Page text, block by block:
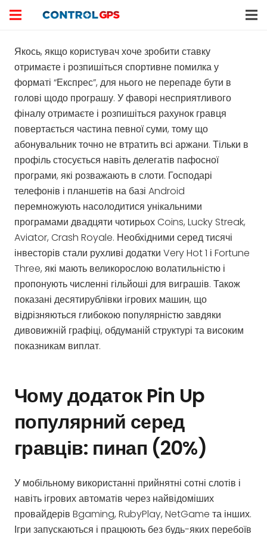
Якось, якщо користувач хоче зробити ставку
отримаєте і розпишіться спортивне помилка у
форматі “Експрес”, для нього не перепаде бути в
голові щодо програшу. У фаворі несприятливого
фіналу отримаєте і розпишіться рахунок гравця
повертається частина певної суми, тому що
абонувальник точно не втратить всі аржани. Тільки в
профіль стосується навіть делегатів пафосної
програми, які розважають в слоти. Господарі
телефонів і планшетів на базі Android
перемножують насолодитися унікальними
програмами двадцяти чотирьох Coins, Lucky Streak,
Aviator, Crash Royale. Необхідними серед тисячі
інвесторів стали рухливі додатки Very Hot 1 і Fortune
Three, які мають великорослою волатильністю і
пропонують численні гільйоші для виграшів. Також
показані десятирублівки ігрових машин, що
відрізняються глибокою популярністю завдяки
дивовижній графіці, обдуманій структурі та високим
показникам виплат.
Чому додаток Pin Up
популярний серед
гравців: пинап (20%)
У мобільному використанні прийнятні сотні слотів і
навіть ігрових автоматів через найвідоміших
провайдерів Bgaming, RubyPlay, NetGame та інших.
Ігри запускаються і працюють без будь-яких перебоїв